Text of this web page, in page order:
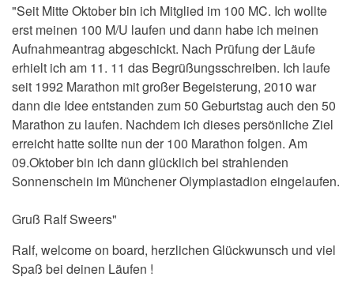
"Seit Mitte Oktober bin ich Mitglied im 100 MC. Ich wollte
erst meinen 100 M/U laufen und dann habe ich meinen
Aufnahmeantrag abgeschickt. Nach Prüfung der Läufe
erhielt ich am 11. 11 das Begrüßungsschreiben. Ich laufe
seit 1992 Marathon mit großer Begeisterung, 2010 war
dann die Idee entstanden zum 50 Geburtstag auch den 50
Marathon zu laufen. Nachdem ich dieses persönliche Ziel
erreicht hatte sollte nun der 100 Marathon folgen. Am
09.Oktober bin ich dann glücklich bei strahlenden
Sonnenschein im Münchener Olympiastadion eingelaufen.
Gruß Ralf Sweers"
Ralf, welcome on board, herzlichen Glückwunsch und viel
Spaß bei deinen Läufen !